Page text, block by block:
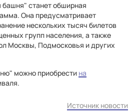
станет обширная
Она предусматривает
нескольких тысяч билетов
групп населения, а также
Москвы, Подмосковья и других
можно приобрести на
Источник новости